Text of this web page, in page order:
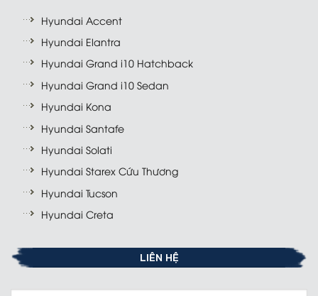
Hyundai Accent
Hyundai Elantra
Hyundai Grand i10 Hatchback
Hyundai Grand i10 Sedan
Hyundai Kona
Hyundai Santafe
Hyundai Solati
Hyundai Starex Cứu Thương
Hyundai Tucson
Hyundai Creta
LIÊN HỆ